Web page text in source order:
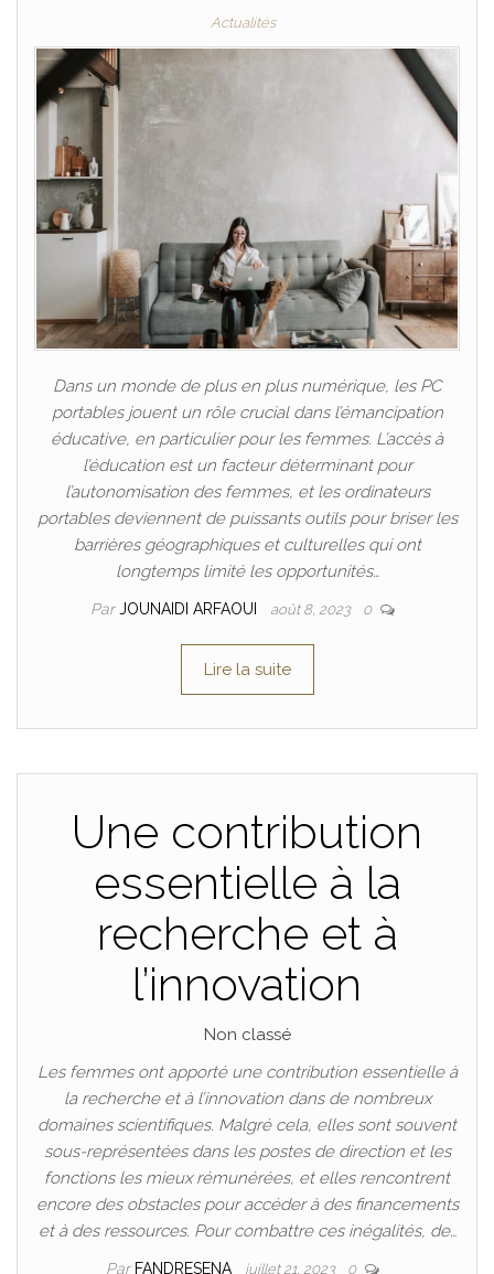
Actualités
Dans un monde de plus en plus numérique, les PC
portables jouent un rôle crucial dans l’émancipation
éducative, en particulier pour les femmes. L’accès à
l’éducation est un facteur déterminant pour
l’autonomisation des femmes, et les ordinateurs
portables deviennent de puissants outils pour briser les
barrières géographiques et culturelles qui ont
longtemps limité les opportunités…
ParJOUNAIDI ARFAOUI août 8, 2023 0
Lire la suite
Une contribution
essentielle à la
recherche et à
l’innovation
Non classé
Les femmes ont apporté une contribution essentielle à
la recherche et à l’innovation dans de nombreux
domaines scientifiques. Malgré cela, elles sont souvent
sous-représentées dans les postes de direction et les
fonctions les mieux rémunérées, et elles rencontrent
encore des obstacles pour accéder à des financements
et à des ressources. Pour combattre ces inégalités, de…
Par FANDRESENA juillet 21, 2023 0